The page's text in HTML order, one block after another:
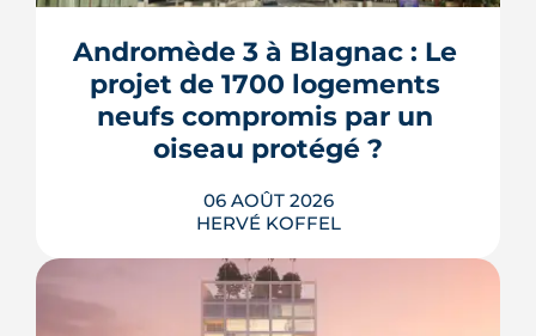
Andromède 3 à Blagnac : Le
projet de 1700 logements
neufs compromis par un
oiseau protégé ?
06 AOÛT 2026
HERVÉ KOFFEL